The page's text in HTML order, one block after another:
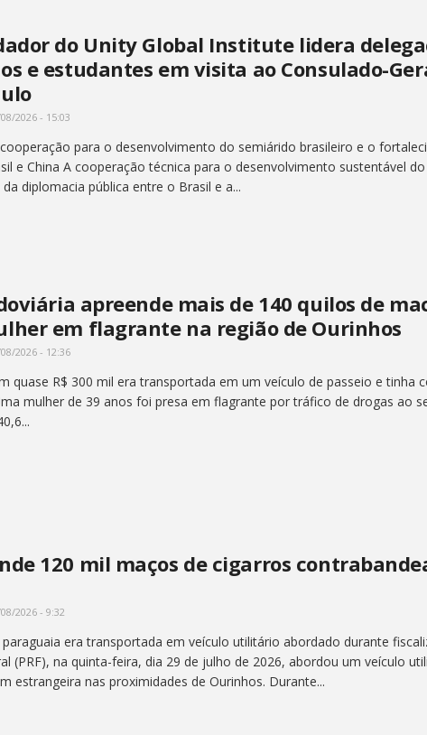
do Unity Global Institute lidera
e estudantes em visita ao Consulado-
2026 - 15:03
para o desenvolvimento do semiárido brasileiro e o
e China A cooperação técnica para o desenvolvimento sustentável
diplomacia pública entre o Brasil e a...
apreende mais de 140 quilos de
em flagrante na região de Ourinhos
2026 - 12:36
quase R$ 300 mil era transportada em um veículo de passeio e tinha
mulher de 39 anos foi presa em flagrante por tráfico de drogas ao
120 mil maços de cigarros
2026 - 9:32
era transportada em veículo utilitário abordado durante
(PRF), na quinta-feira, dia 29 de julho de 2026, abordou um veículo
estrangeira nas proximidades de Ourinhos. Durante...